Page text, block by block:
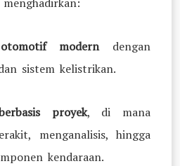
moderndengan
sistem kelistrikan.
proyek, di mana
menganalisis, hingga
kendaraan.